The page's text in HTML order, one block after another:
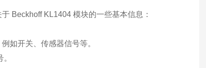
Beckhoff KL1404 模块的一些基本信息：
如开关、传感器信号等。